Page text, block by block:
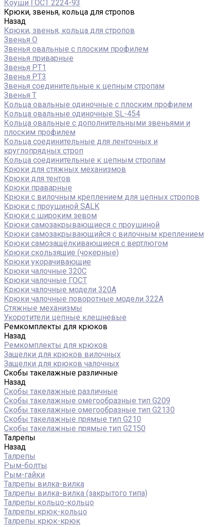
Коуши ГОСТ 2224-93
Крюки, звенья, кольца для стропов
Назад
Крюки, звенья, кольца для стропов
Звенья О
Звенья овальные с плоским профилем
Звенья приварные
Звенья РТ1
Звенья РТ3
Звенья соединительные к цепным стропам
Звенья Т
Кольца овальные одиночные c плоским профилем
Кольца овальные одиночные SL-454
Кольца овальные с дополнительными звеньями и
плоским профилем
Кольца соединительные для ленточных и
круглопрядных строп
Кольца соединительные к цепным стропам
Крюки для стяжных механизмов
Крюки для тентов
Крюки праварные
Крюки с вилочным креплением для цепных стропов
Крюки с проушиной SALK
Крюки с широким зевом
Крюки самозакрывающиеся с проушиной
Крюки самозакрывающийся с вилочным креплением
Крюки самозащёлкивающиеся с вертлюгом
Крюки скользящие (чокерные)
Крюки укорачивающие
Крюки чалочные 320C
Крюки чалочные ГОСТ
Крюки чалочные модели 320А
Крюки чалочные поворотные модели 322А
Стяжные механизмы
Укоротители цепные клешневые
Ремкомплекты для крюков
Назад
Ремкомплекты для крюков
Защелки для крюков вилочных
Защелки для крюков чалочных
Скобы такелажные различные
Назад
Скобы такелажные различные
Скобы такелажные омегообразные тип G209
Скобы такелажные омегообразные тип G2130
Скобы такелажные прямые тип G210
Скобы такелажные прямые тип G2150
Талрепы
Назад
Талрепы
Рым-болты
Рым-гайки
Талрепы вилка-вилка
Талрепы вилка-вилка (закрытого типа)
Талрепы кольцо-кольцо
Талрепы крюк-кольцо
Талрепы крюк-крюк